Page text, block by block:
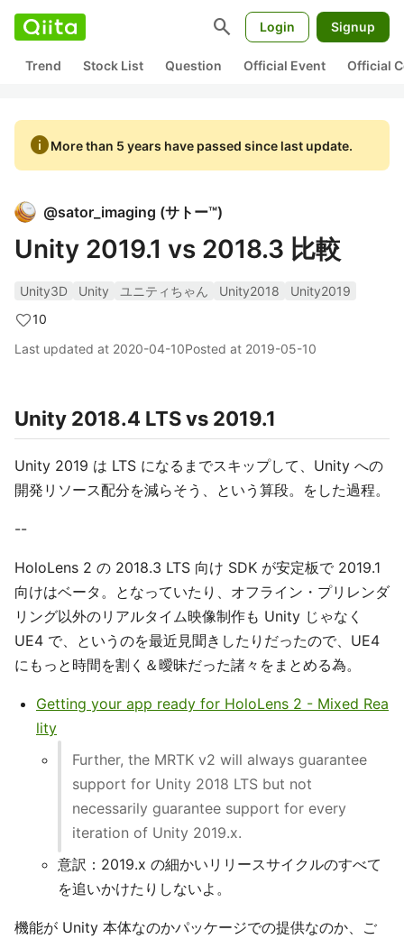
search Login Signup
Trend Stock List Question Official Event Official
infoMore than 5 years have passed since last update.
@sator_imaging (サトー™)
Unity 2019.1 vs 2018.3 比較
Unity3D Unity ユニティちゃん Unity2018
Unity2019
10
Last updated at 2020-04-10Posted at 2019-05-10
Unity 2018.4 LTS vs 2019.1
Unity 2019 は LTS になるまでスキップして、Unity への
開発リソース配分を減らそう、という算段。をした過程。
--
HoloLens 2 の 2018.3 LTS 向け SDK が安定板で 2019.1
向けはベータ。となっていたり、オフライン・プリレンダ
リング以外のリアルタイム映像制作も Unity じゃなく
UE4 で、というのを最近見聞きしたりだったので、UE4
にもっと時間を割く＆曖昧だった諸々をまとめる為。
Getting your app ready for HoloLens 2 - Mixed Rea
lity
Further, the MRTK v2 will always guarantee
support for Unity 2018 LTS but not
necessarily guarantee support for every
iteration of Unity 2019.x.
意訳：2019.x の細かいリリースサイクルのすべて
を追いかけたりしないよ。
機能が Unity 本体なのかパッケージでの提供なのか、ご